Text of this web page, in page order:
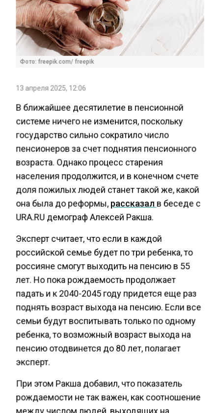
Фото: freepik.com/ freepik
13 апреля 2025, 12:06
В ближайшее десятилетие в пенсионной
системе ничего не изменится, поскольку
государство сильно сократило число
пенсионеров за счет поднятия пенсионного
возраста. Однако процесс старения
населения продолжится, и в конечном счете
доля пожилых людей станет такой же, какой
она была до реформы, рассказал в беседе с
URA.RU демограф Алексей Ракша.
Эксперт считает, что если в каждой
российской семье будет по три ребенка, то
россияне смогут выходить на пенсию в 55
лет. Но пока рождаемость продолжает
падать и к 2040-2045 году придется еще раз
поднять возраст выхода на пенсию. Если все
семьи будут воспитывать только по одному
ребенка, то возможный возраст выхода на
пенсию отодвинется до 80 лет, полагает
эксперт.
При этом Ракша добавил, что показатель
рождаемости не так важен, как соотношение
между числом людей, выходящих на